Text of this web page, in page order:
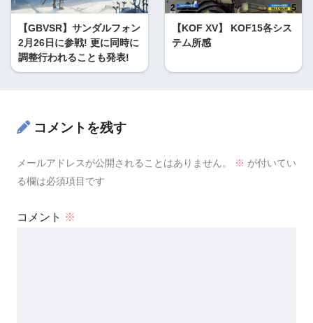
【GBVSR】サンダルフォン
2月26日に参戦! 更に同時に
調整行われることも発表!
【KOF XV】 KOF15各シス
テム所感
コメントを残す
メールアドレスが公開されることはありません。 ※ が付いてい
る欄は必須項目です
コメント ※